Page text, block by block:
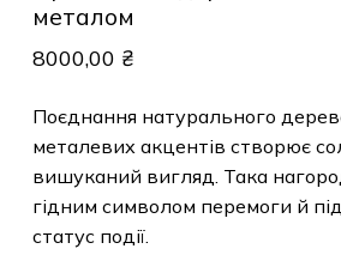
металом
8000,00 ₴
Поєднання натурального
металевих акцентів створює
вишуканий вигляд. Така
гідним символом перемоги й
статус події.